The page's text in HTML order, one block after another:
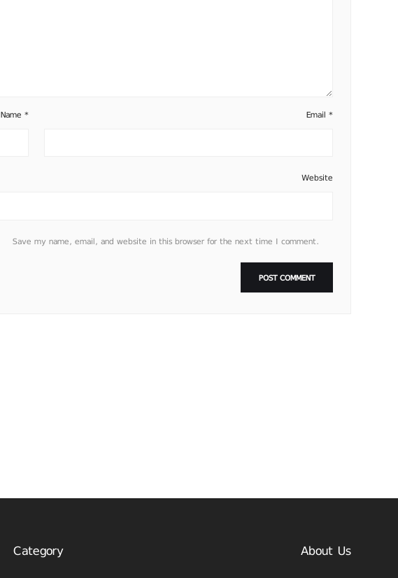
Name* Email *
Website
Save my name, email, and website in this browser for the next time I comment.
Category About Us